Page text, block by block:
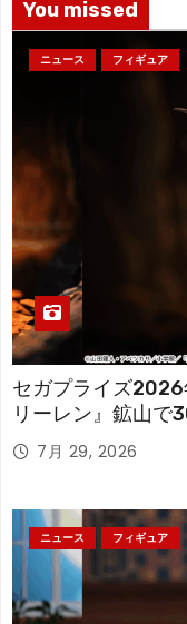
You missed
ニュース フィギュア
セガプライズ
リーレン』鉱山で
「フリーレン」を
7月 29, 2026
ニュース フィギュア